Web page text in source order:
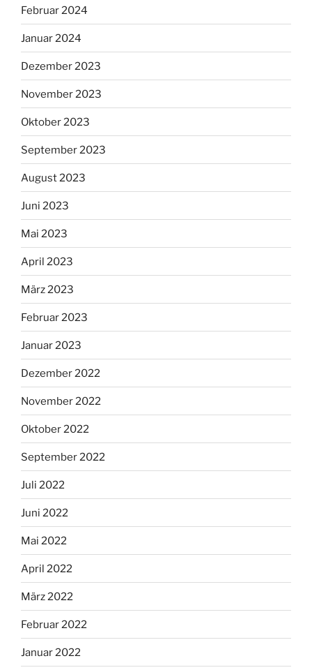
Februar 2024
Januar 2024
Dezember 2023
November 2023
Oktober 2023
September 2023
August 2023
Juni 2023
Mai 2023
April 2023
März 2023
Februar 2023
Januar 2023
Dezember 2022
November 2022
Oktober 2022
September 2022
Juli 2022
Juni 2022
Mai 2022
April 2022
März 2022
Februar 2022
Januar 2022